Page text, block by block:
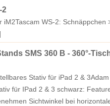
2
iM2Tascam WS-2: Schnäppchen
SMS 360 B - 360°-
Stativ für iPad 2 &
für IPad 2 & 3 schwarz:
Sichtwinkel bei